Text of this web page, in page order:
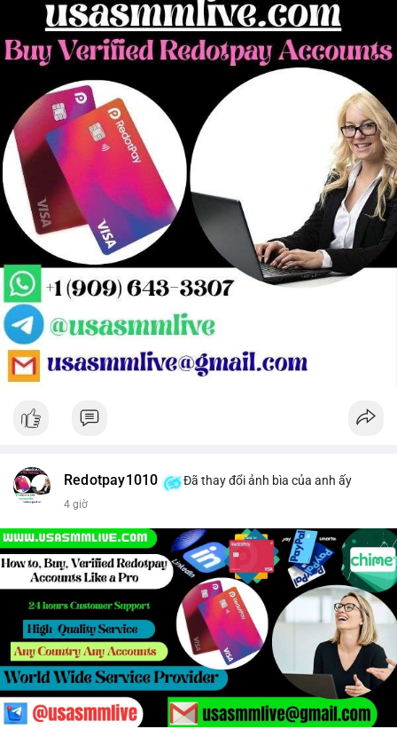
Redotpay1010 Đã thay đổi ảnh bìa của anh ấy
4 giờ